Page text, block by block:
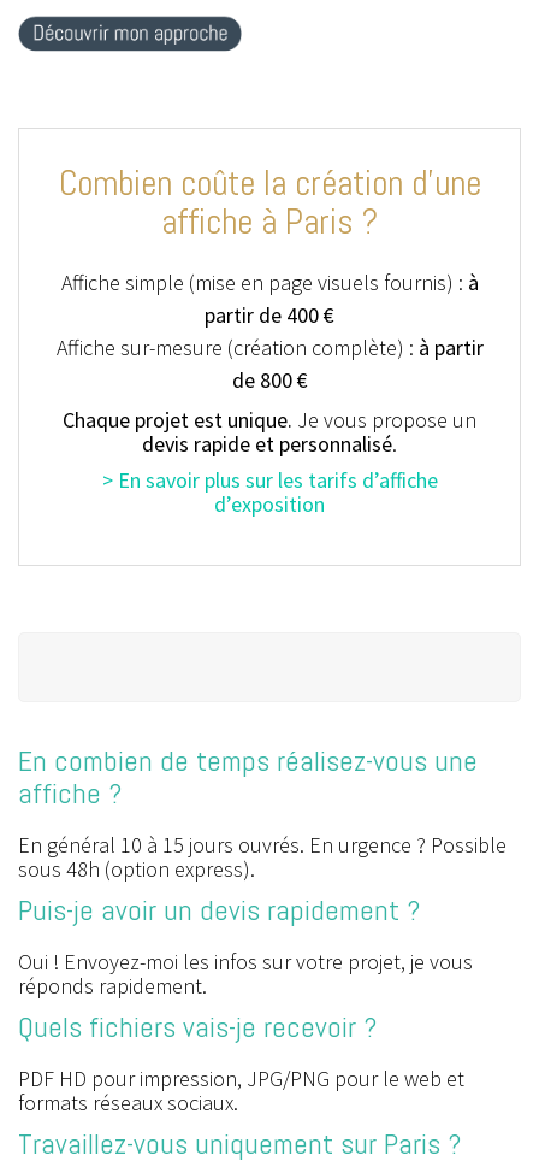
Combien coûte la création d’une
affiche à Paris ?
Affiche simple (mise en page visuels fournis) : à
partir de 400 €
Affiche sur-mesure (création complète) : à partir
de 800 €
Chaque projet est unique. Je vous propose un
devis rapide et personnalisé.
> En savoir plus sur les tarifs d’affiche
d’exposition
En combien de temps réalisez-vous une
affiche ?
En général 10 à 15 jours ouvrés. En urgence ? Possible
sous 48h (option express).
Puis-je avoir un devis rapidement ?
Oui ! Envoyez-moi les infos sur votre projet, je vous
réponds rapidement.
Quels fichiers vais-je recevoir ?
PDF HD pour impression, JPG/PNG pour le web et
formats réseaux sociaux.
Travaillez-vous uniquement sur Paris ?